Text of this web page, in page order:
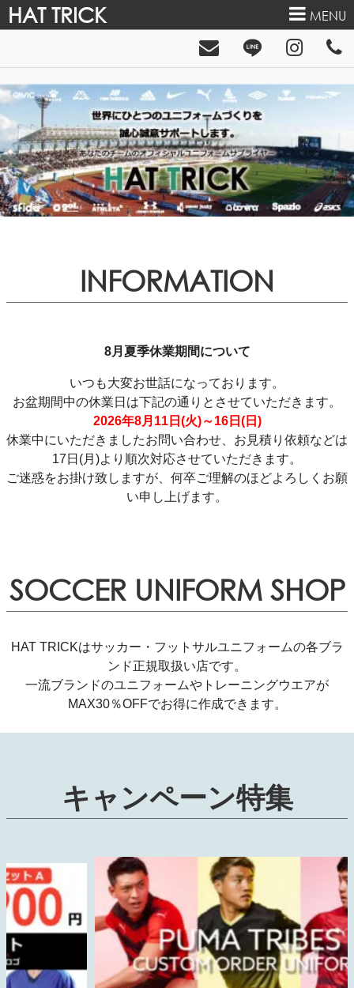
HAT TRICK MENU
INFORMATION
8月夏季休業期間について
いつも大変お世話になっております。
お盆期間中の休業日は下記の通りとさせていただきます。
2026年8月11日(火)～16日(日)
休業中にいただきましたお問い合わせ、お見積り依頼などは
17日(月)より順次対応させていただきます。
ご迷惑をお掛け致しますが、何卒ご理解のほどよろしくお願
い申し上げます。
SOCCER UNIFORM SHOP
HAT TRICKはサッカー・フットサルユニフォームの各ブラ
ンド正規取扱い店です。
一流ブランドのユニフォームやトレーニングウエアが
MAX30％OFFでお得に作成できます。
キャンペーン特集